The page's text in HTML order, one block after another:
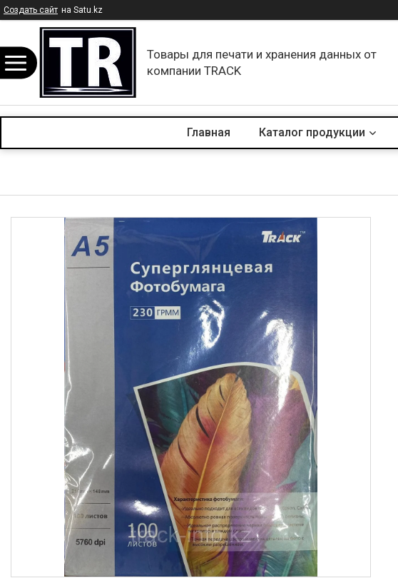
Создать сайт на Satu.kz
Товары для печати и хранения данных от
компании TRACK
Главная Каталог продукции